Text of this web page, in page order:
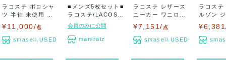
ラコステ ポロシャ
ツ 半袖 未使用 コ
¥11,000/点
smasell.USED
■メンズ5枚セット■
ラコステ/LACOST
Eのみ!...
会員のみに公開
maniraiz
ラコステ レザース
ニーカー ワニロゴ
¥7,151/ 点
smasell.USED
ラコステ
ルゾン